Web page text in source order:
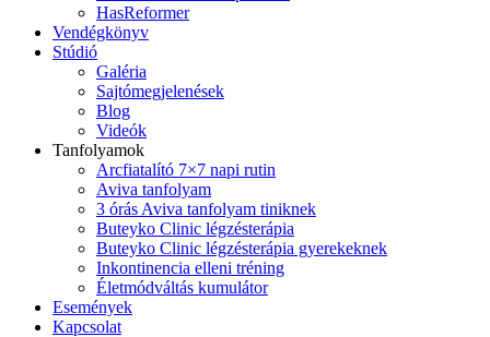
HasReformer
Vendégkönyv
Stúdió
Galéria
Sajtómegjelenések
Blog
Videók
Tanfolyamok
Arcfiatalító 7×7 napi rutin
Aviva tanfolyam
3 órás Aviva tanfolyam tiniknek
Buteyko Clinic légzésterápia
Buteyko Clinic légzésterápia gyerekeknek
Inkontinencia elleni tréning
Életmódváltás kumulátor
Események
Kapcsolat